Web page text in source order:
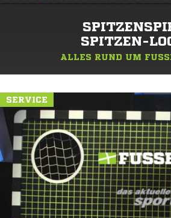
SPITZEN-
ALLES RUND UM
SERVICE